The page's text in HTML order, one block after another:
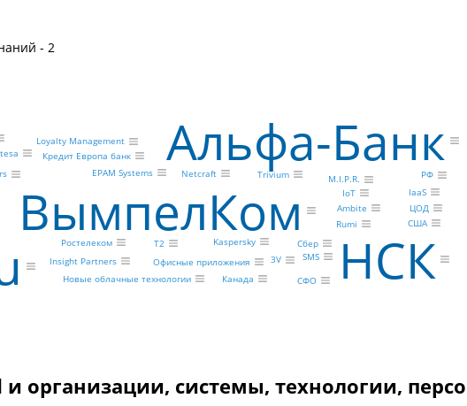
- 2
ВымпелКом
НСК
Альфа-Банк
Trivium
Netcraft
EPAM Systems
Ambite
Ростелеком Т2 Kaspersky
M.I.P.R.
Rumi
Кредит Европа банк
Сбер
Insight Partners Офисные приложения
Loyalty Management
IoT
SMS
ЦОД
IaaS
3V
Новые облачные технологии
РФ
США
Канада СФО
и организации, системы, технологии,